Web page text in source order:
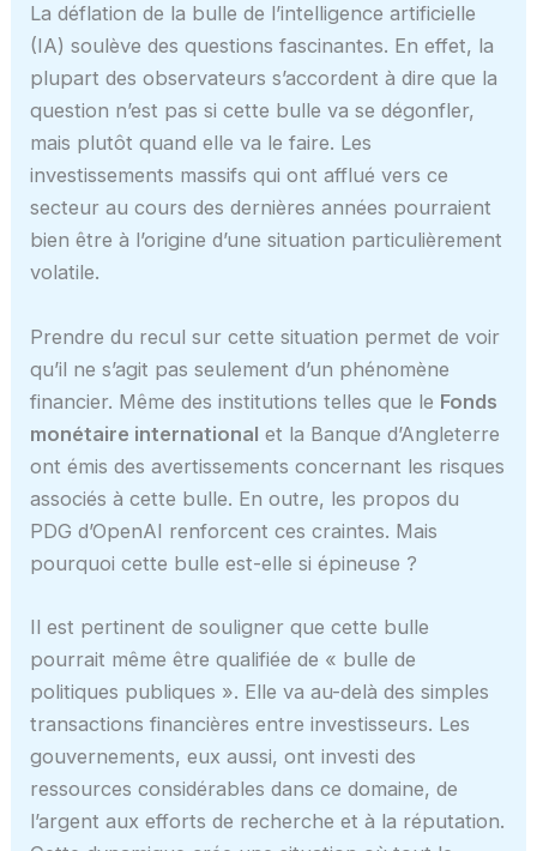
La déflation de la bulle de l’intelligence artificielle
(IA) soulève des questions fascinantes. En effet, la
plupart des observateurs s’accordent à dire que la
question n’est pas si cette bulle va se dégonfler,
mais plutôt quand elle va le faire. Les
investissements massifs qui ont afflué vers ce
secteur au cours des dernières années pourraient
bien être à l’origine d’une situation particulièrement
volatile.
Prendre du recul sur cette situation permet de voir
qu’il ne s’agit pas seulement d’un phénomène
financier. Même des institutions telles que le Fonds
monétaire international et la Banque d’Angleterre
ont émis des avertissements concernant les risques
associés à cette bulle. En outre, les propos du
PDG d’OpenAI renforcent ces craintes. Mais
pourquoi cette bulle est-elle si épineuse ?
Il est pertinent de souligner que cette bulle
pourrait même être qualifiée de « bulle de
politiques publiques ». Elle va au-delà des simples
transactions financières entre investisseurs. Les
gouvernements, eux aussi, ont investi des
ressources considérables dans ce domaine, de
l’argent aux efforts de recherche et à la réputation.